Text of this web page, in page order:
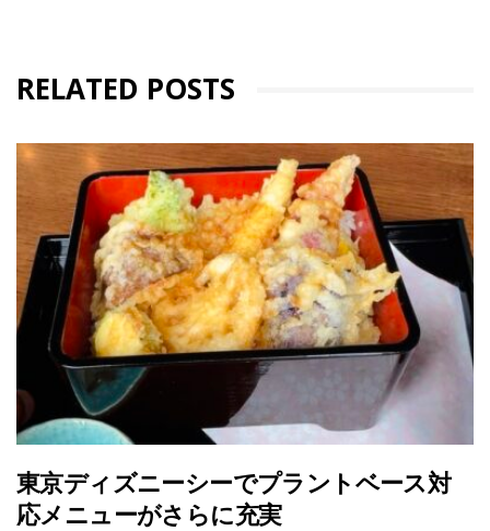
RELATED POSTS
東京ディズニーシーでプラントベース対
応メニューがさらに充実